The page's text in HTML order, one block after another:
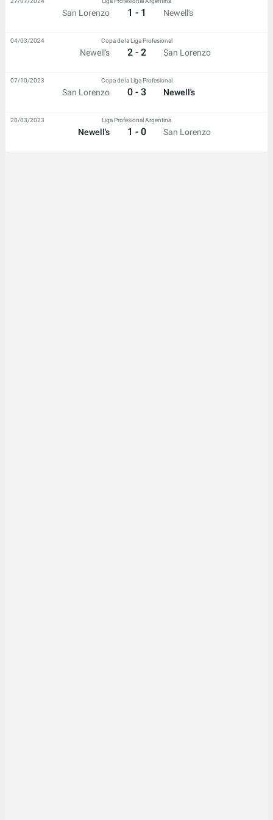
San Lorenzo 1 - 1 Newell's
Newell's
Copa de la Liga Profesional
2 - 2 San Lorenzo
04/03/2024
San Lorenzo
Copa de la Liga Profesional
0 - 3 Newell's
07/10/2023
Newell's
Liga Profesional Argentina
1 - 0 San Lorenzo
20/03/2023